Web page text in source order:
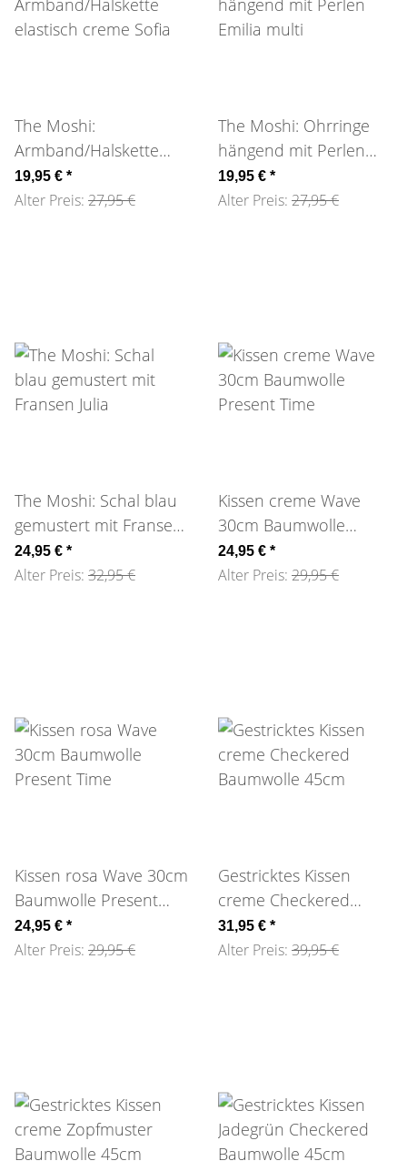
The Moshi:
Armband/Halskette
elastisch creme Sofia
19,95 € *
Alter Preis: 27,95 €
The Moshi: Ohrringe
hängend mit Perlen
Emilia multi
19,95 € *
Alter Preis: 27,95 €
The Moshi: Schal blau
gemustert mit Fransen
Julia
24,95 € *
Alter Preis: 32,95 €
Kissen creme Wave
30cm Baumwolle
Present Time
24,95 € *
Alter Preis: 29,95 €
Kissen rosa Wave 30cm
Baumwolle Present
Time
24,95 € *
Alter Preis: 29,95 €
Gestricktes Kissen
creme Checkered
Baumwolle 45cm
31,95 € *
Alter Preis: 39,95 €